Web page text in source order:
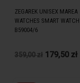
ZEGAREK UNISEX MAREA
WATCHES SMART WATCH
B59004/6
359,00 zł 179,50 zł